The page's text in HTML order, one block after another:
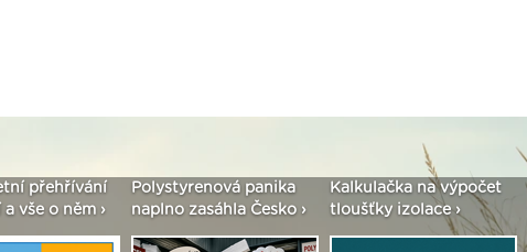
přehřívání
vše o něm ›
Polystyrenová panika
naplno zasáhla Česko ›
Kalkulačka na výpočet
tloušťky izolace ›